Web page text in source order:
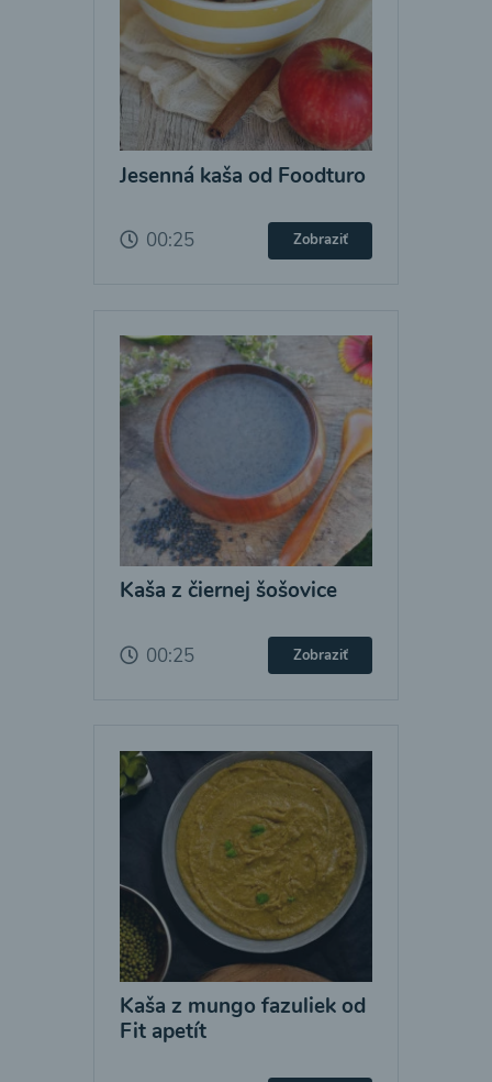
Jesenná kaša od Foodturo
00:25 Zobraziť
Kaša z čiernej šošovice
00:25 Zobraziť
Kaša z mungo fazuliek od
Fit apetít